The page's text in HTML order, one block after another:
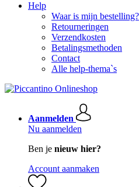
Help
Waar is mijn bestelling?
Retourneringen
Verzendkosten
Betalingsmethoden
Contact
Alle help-thema`s
Aanmelden
Nu aanmelden
Ben je nieuw hier?
Account aanmaken